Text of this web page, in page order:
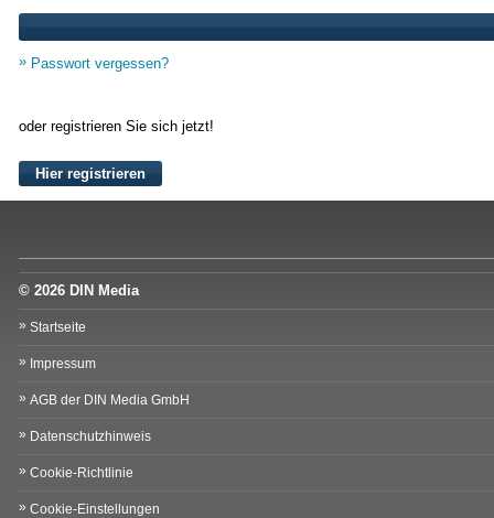
Passwort vergessen?
oder registrieren Sie sich jetzt!
Hier registrieren
© 2026 DIN Media
Startseite
Impressum
AGB der DIN Media GmbH
Datenschutzhinweis
Cookie-Richtlinie
Cookie-Einstellungen